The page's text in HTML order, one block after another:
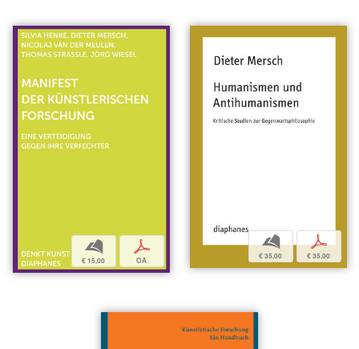
b
€ 15,00
p
OA
b
€ 35,00
p
€ 35,00